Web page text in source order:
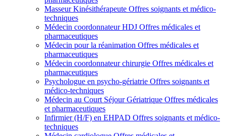
Masseur Kinésithérapeute Offres soignants et médico-
techniques
Médecin coordonnateur HDJ Offres médicales et
pharmaceutiques
Médecin pour la réanimation Offres médicales et
pharmaceutiques
Médecin coordonnateur chirurgie Offres médicales et
pharmaceutiques
Psychologue en psycho-gériatrie Offres soignants et
médico-techniques
Médecin au Court Séjour Gériatrique Offres médicales
et pharmaceutiques
Infirmier (H/F) en EHPAD Offres soignants et médico-
techniques